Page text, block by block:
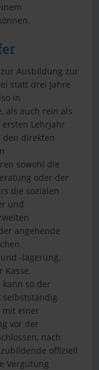
Ausbildung zur
statt drei Jahre
in
als auch rein als
Lehrjahr
direkten
sowohl die
oder der
die sozialen
und
angehende
-lagerung,
Kasse.
so der
mit einer
vor der
nach
offiziell
Vergütung